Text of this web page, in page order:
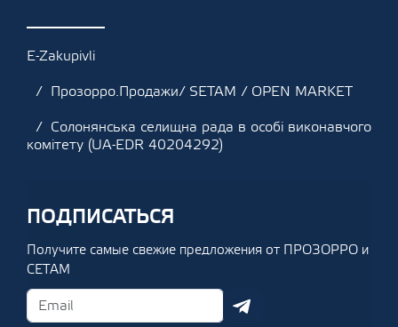
E-Zakupivli
Прозорро.Продажи/ SETAM / OPEN MARKET
Солонянська селищна рада в особі виконавчого
комітету (UA-EDR 40204292)
ПОДПИСАТЬСЯ
Получите самые свежие предложения от ПРОЗОРРО и
СЕТАМ